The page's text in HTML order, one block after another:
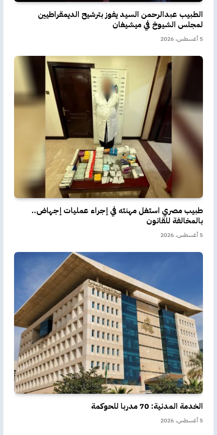
الطبيب عبدالرحمن السيد يفوز بترشيح الديمقراطيين
لمجلس الشيوخ في ميشيغان
5 أغسطس، 2026
طبيب مصري استغل مهنته في إجراء عمليات إجهاض..
بالمخالفة للقانون
5 أغسطس، 2026
الخدمة المدنية: 70 مدربا للحوكمة
5 أغسطس، 2026